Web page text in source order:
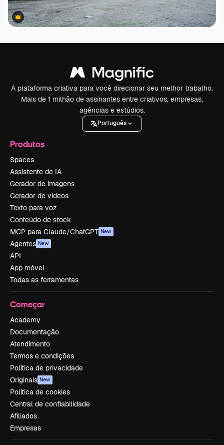
Premium
Premium
A plataforma criativa para você direcionar seu melhor trabalho.
Mais de 1 milhão de assinantes entre criativos, empresas,
agências e estúdios.
Português
Produtos
Spaces
Assistente de IA
Gerador de imagens
Gerador de vídeos
Texto para voz
Conteúdo de stock
MCP para Claude/ChatGPT New
Agentes New
API
App móvel
Todas as ferramentas
Começar
Academy
Documentação
Atendimento
Termos e condições
Política de privacidade
Originais New
Política de cookies
Central de confiabilidade
Afiliados
Empresas